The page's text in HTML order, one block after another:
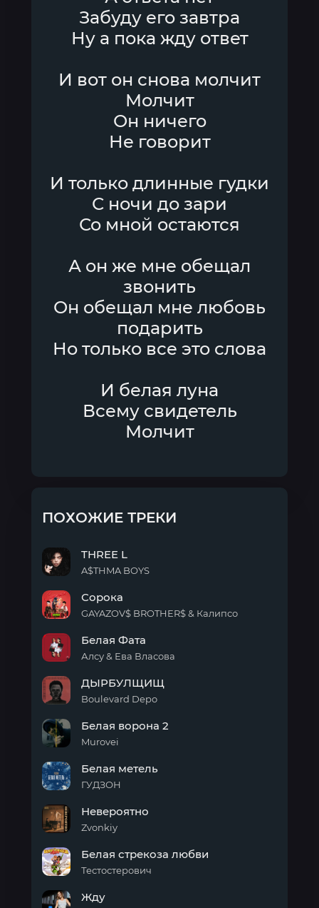
Забуду его завтра
Ну а пока жду ответ
И вот он снова молчит
Молчит
Он ничего
Не говорит
И только длинные гудки
С ночи до зари
Со мной остаются
А он же мне обещал
звонить
Он обещал мне любовь
подарить
Но только все это слова
И белая луна
Всему свидетель
Молчит
ПОХОЖИЕ ТРЕКИ
L
THREE L
A$THMA BOYS
Сорока
GAYAZOV$ BROTHER$ & Калипсо
Фата
Белая Фата
Алсу & Ева Власова
ДЫРБУЛЩИЩ
Boulevard Depo
ворона
2
Белая ворона 2
Murovei
метель
Белая метель
ГУДЗОН
Невероятно
Zvonkiy
стрекоза
Белая стрекоза любви
Тестостерович
Жду